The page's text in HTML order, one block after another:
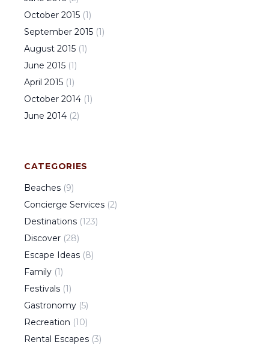
October 2015 (1)
September 2015 (1)
August 2015 (1)
June 2015 (1)
April 2015 (1)
October 2014 (1)
June 2014 (2)
CATEGORIES
Beaches (9)
Concierge Services (2)
Destinations (123)
Discover (28)
Escape Ideas (8)
Family (1)
Festivals (1)
Gastronomy (5)
Recreation (10)
Rental Escapes (3)